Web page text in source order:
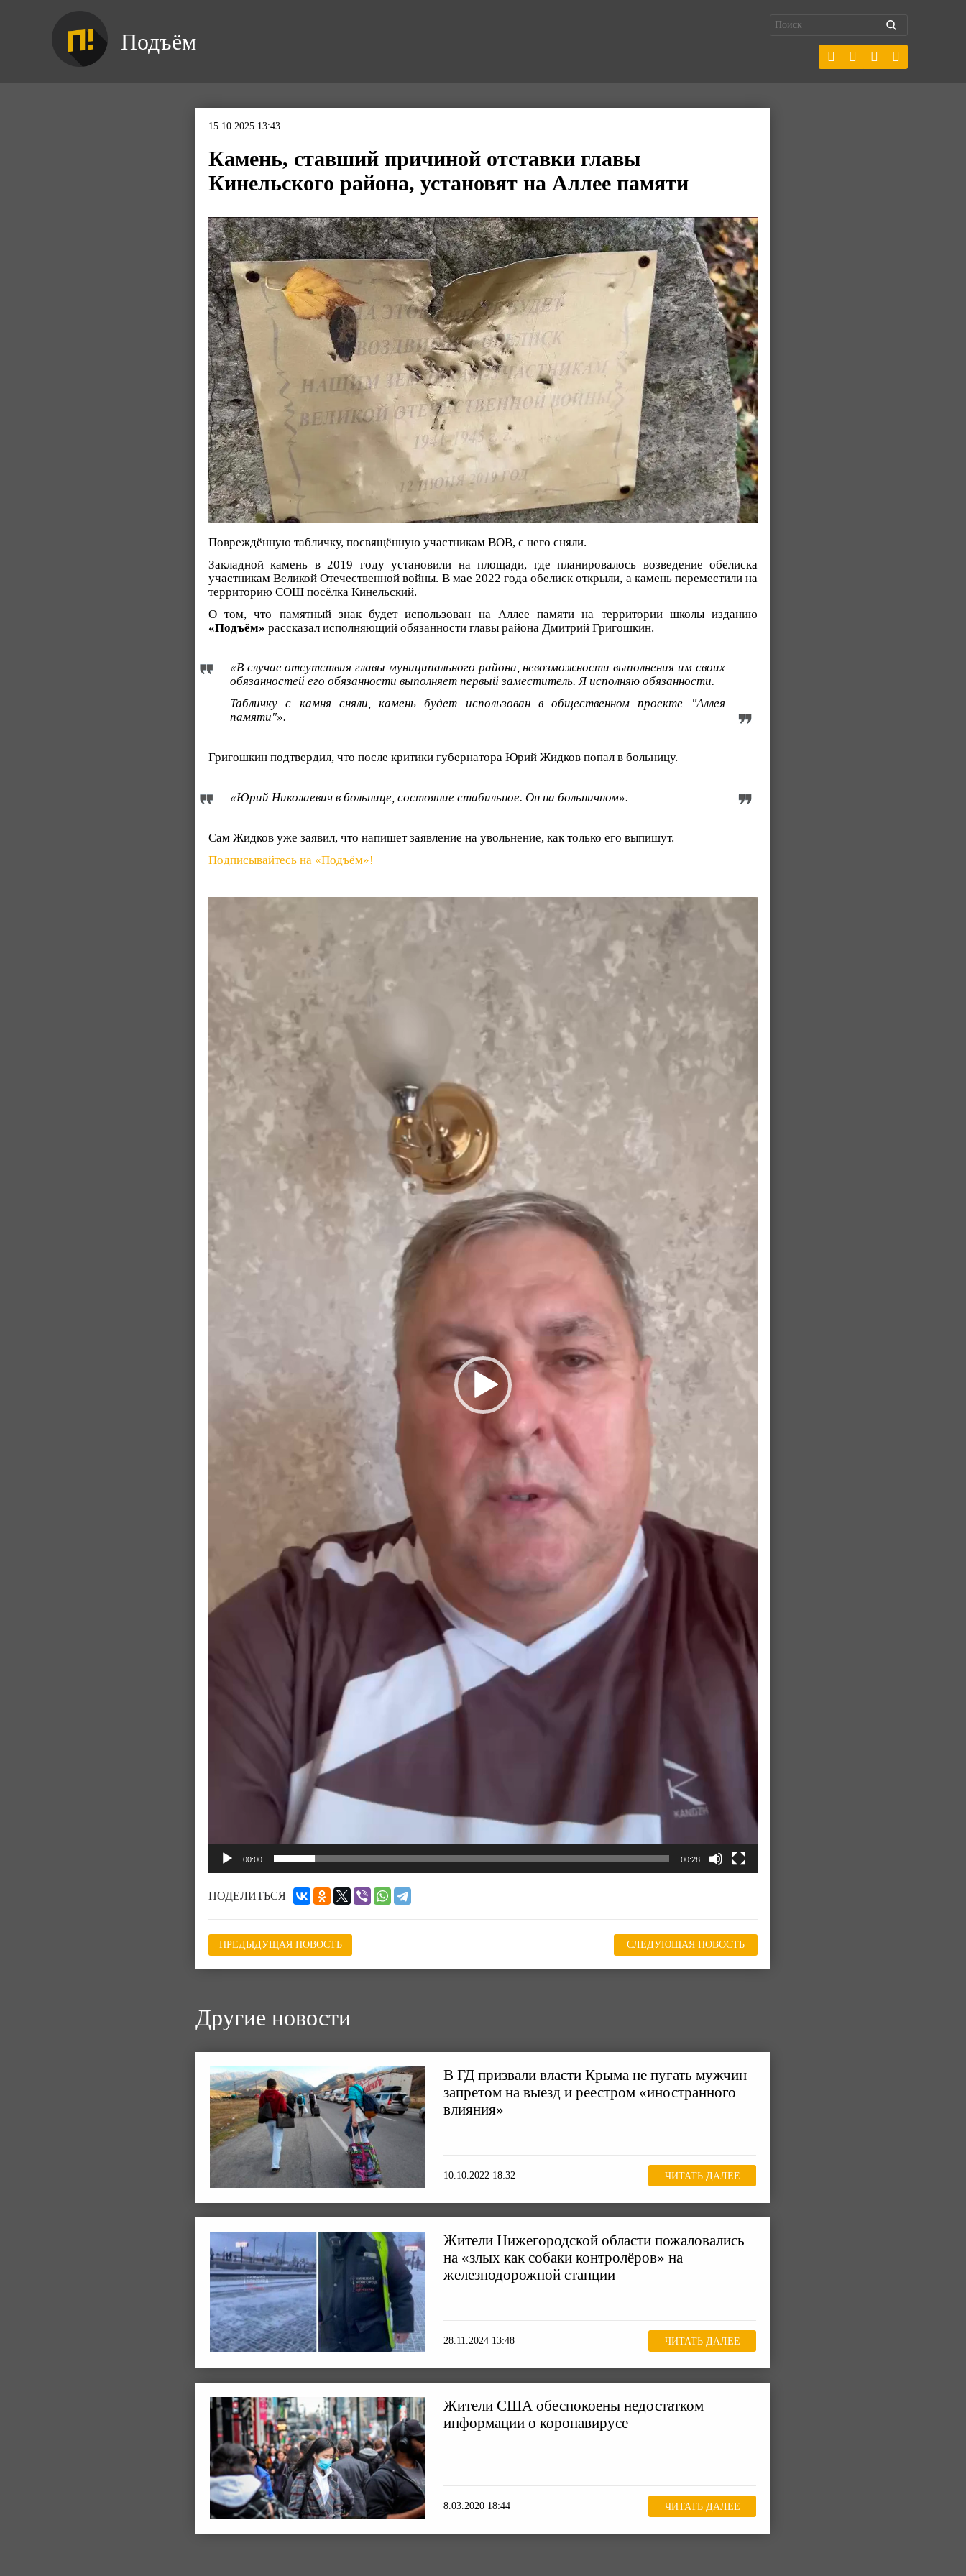
Подъём
15.10.2025 13:43
Камень, ставший причиной отставки главы
Кинельского района, установят на Аллее памяти
Повреждённую табличку, посвящённую участникам ВОВ, с него сняли.
Закладной камень в 2019 году установили на площади, где планировалось возведение обелиска
участникам Великой Отечественной войны. В мае 2022 года обелиск открыли, а камень переместили на
территорию СОШ посёлка Кинельский.
О том, что памятный знак будет использован на Аллее памяти на территории школы изданию
«Подъём» рассказал исполняющий обязанности главы района Дмитрий Григошкин.
«В случае отсутствия главы муниципального района, невозможности выполнения им своих
обязанностей его обязанности выполняет первый заместитель. Я исполняю обязанности.
Табличку с камня сняли, камень будет использован в общественном проекте "Аллея
памяти"».
Григошкин подтвердил, что после критики губернатора Юрий Жидков попал в больницу.
«Юрий Николаевич в больнице, состояние стабильное. Он на больничном».
Сам Жидков уже заявил, что напишет заявление на увольнение, как только его выпишут.
Подписывайтесь на «Подъём»!
00:00 00:28
ПОДЕЛИТЬСЯ
ПРЕДЫДУЩАЯ НОВОСТЬ СЛЕДУЮЩАЯ НОВОСТЬ
Другие новости
В ГД призвали власти Крыма не пугать мужчин
запретом на выезд и реестром «иностранного
влияния»
10.10.2022 18:32 ЧИТАТЬ ДАЛЕЕ
Жители Нижегородской области пожаловались
на «злых как собаки контролёров» на
железнодорожной станции
28.11.2024 13:48 ЧИТАТЬ ДАЛЕЕ
Жители США обеспокоены недостатком
информации о коронавирусе
8.03.2020 18:44 ЧИТАТЬ ДАЛЕЕ